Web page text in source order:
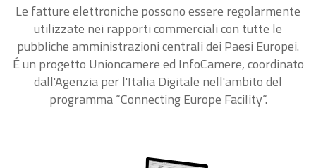
Le fatture elettroniche possono essere regolarmente
utilizzate nei rapporti commerciali con tutte le
pubbliche amministrazioni centrali dei Paesi Europei.
É un progetto Unioncamere ed InfoCamere, coordinato
dall'Agenzia per l'Italia Digitale nell'ambito del
programma “Connecting Europe Facility“.